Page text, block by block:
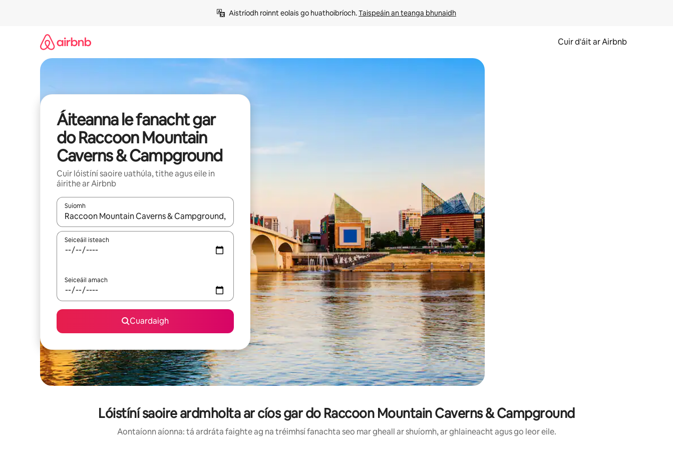
Aistríodh roinnt eolais go huathoibríoch. Taispeáin an teanga bhunaidh
Cuir d'áit ar Airbnb
Áiteanna le fanacht gar
do Raccoon Mountain
Caverns & Campground
Cuir lóistíní saoire uathúla, tithe agus eile in
áirithe ar Airbnb
Suíomh
Nuair a bheidh torthaí ar fáil, déan nascleanúint le saigheadeochracha suas agus síos nó déan iniúchadh trí thadhall nó svaidhpeáil.
Seiceáil isteach
Seiceáil amach
Cuardaigh
Lóistíní saoire ardmholta ar cíos gar do Raccoon Mountain Caverns & Campground
Aontaíonn aíonna: tá ardráta faighte ag na tréimhsí fanachta seo mar gheall ar shuíomh, ar ghlaineacht agus go leor eile.